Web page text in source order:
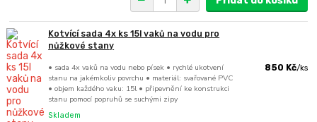
Kotvící sada 4x ks 15l vaků na vodu pro
nůžkové stany
• sada 4x vaků na vodu nebo písek • rychlé ukotvení
stanu na jakémkoliv povrchu • materiál: svařované PVC
• objem každého vaku: 15l • připevnění ke konstrukci
stanu pomocí popruhů se suchými zipy
850 Kč/ks
Skladem